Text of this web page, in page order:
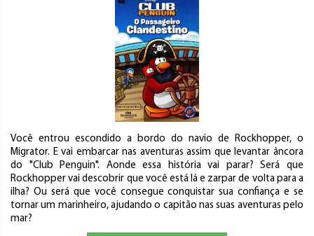
Você entrou escondido a bordo do navio de Rockhopper, o
Migrator. E vai embarcar nas aventuras assim que levantar âncora
do "Club Penguin". Aonde essa história vai parar? Será que
Rockhopper vai descobrir que você está lá e zarpar de volta para a
ilha? Ou será que você consegue conquistar sua confiança e se
tornar um marinheiro, ajudando o capitão nas suas aventuras pelo
mar?